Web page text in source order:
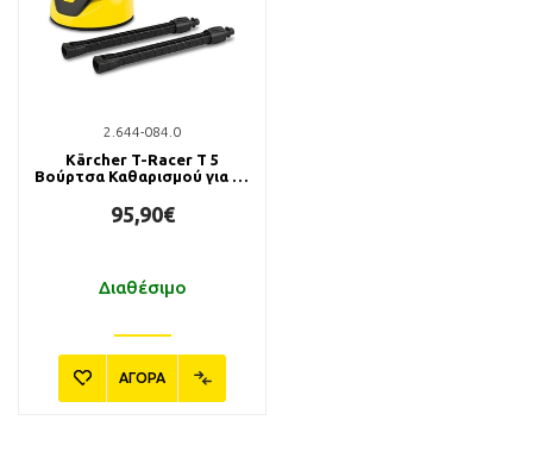
2.644-084.0
Kärcher T-Racer T 5
Βούρτσα Καθαρισμού για K2
95,90€
Διαθέσιμο
ΑΓΟΡΑ